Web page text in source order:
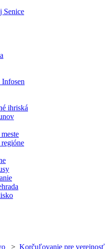
Senice
ihriská
> Korčuľovanie pre verejnosť